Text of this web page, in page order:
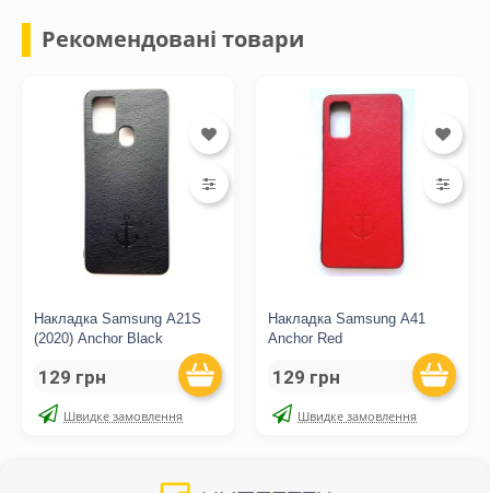
Рекомендовані товари
Накладка Samsung A21S
(2020) Anchor Black
129 грн
Швидке замовлення
Накладка Samsung A41
Anchor Red
129 грн
Швидке замовлення